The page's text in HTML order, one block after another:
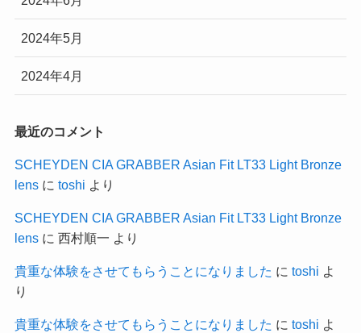
2024年5月
2024年4月
最近のコメント
SCHEYDEN CIA GRABBER Asian Fit LT33 Light Bronze
lensに toshi より
SCHEYDEN CIA GRABBER Asian Fit LT33 Light Bronze
lensに 西村順一 より
貴重な体験をさせてもらうことになりました に toshi よ
り
貴重な体験をさせてもらうことになりました に toshi よ